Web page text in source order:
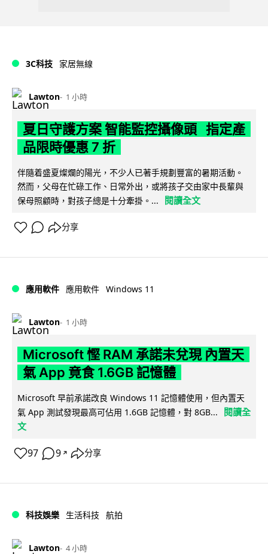
3C科技 家居無線
Lawton 1 小時
夏日守護方案 智能監控攝像頭 指定產
品限時優惠 7 折
伴隨着盛夏燦爛的陽光，不少人已著手規劃豐富的暑期活動。
然而，父母在忙碌工作、日常外出，或將孩子交由家中長輩與
保母照顧時，對孩子總是十分牽掛。...
閱讀全文
分享
應用軟件 應用軟件 Windows 11
Lawton 1 小時
Microsoft 慳 RAM 承諾未兌現 內置天
氣 App 竟食 1.6GB 記憶體
Microsoft 早前承諾改良 Windows 11 記憶體使用，但內置天
氣 App 測試發現最高可佔用 1.6GB 記憶體，對 8GB...
閱讀全
文
97 9 ↗ 分享
科技娛樂 生活科技 航拍
Lawton 4 小時